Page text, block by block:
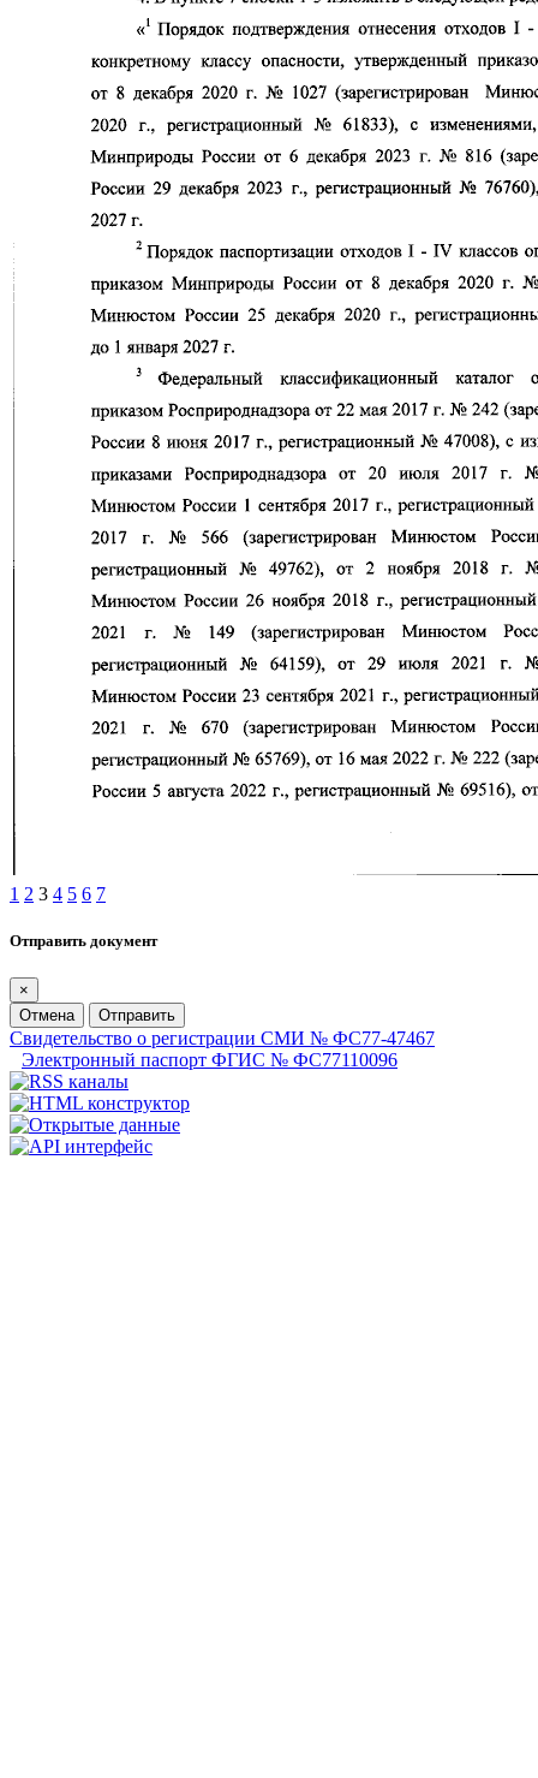
1 2 3 4 5 6 7
Отправить документ
×
Отмена
Отправить
Свидетельство о регистрации СМИ № ФС77-47467
Электронный паспорт ФГИС № ФС77110096